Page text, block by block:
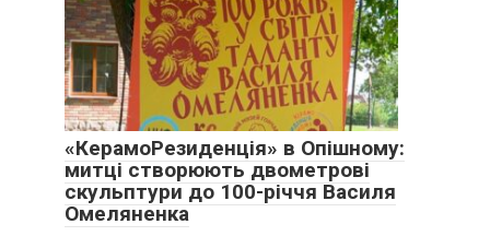
«КерамоРезиденція» в Опішному:
митці створюють двометрові
скульптури до 100-річчя Василя
Омеляненка